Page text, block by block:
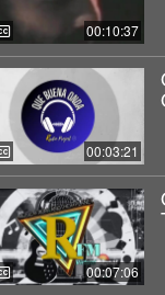
00:10:37
00:03:21
00:07:06